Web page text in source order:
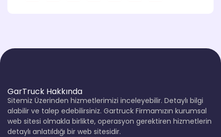
GarTruck Hakkında
Sitemiz Üzerinden hizmetlerimizi inceleyebilir. Detaylı bilgi
alabilir ve talep edebilirsiniz. Gartruck Firmamızın kurumsal
web sitesi olmakla birlikte, operasyon gerektiren hizmetlerin
detaylı anlatıldığı bir web sitesidir.